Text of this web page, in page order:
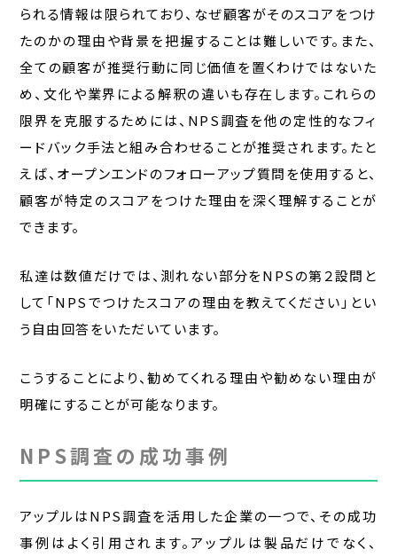
られる情報は限られており、なぜ顧客がそのスコアをつけ
たのかの理由や背景を把握することは難しいです。また、
全ての顧客が推奨行動に同じ価値を置くわけではないた
め、文化や業界による解釈の違いも存在します。これらの
限界を克服するためには、NPS調査を他の定性的なフィ
ードバック手法と組み合わせることが推奨されます。たと
えば、オープンエンドのフォローアップ質問を使用すると、
顧客が特定のスコアをつけた理由を深く理解することが
できます。
私達は数値だけでは、測れない部分をNPSの第２設問と
して「NPSでつけたスコアの理由を教えてください」とい
う自由回答をいただいています。
こうすることにより、勧めてくれる理由や勧めない理由が
明確にすることが可能なります。
NPS調査の成功事例
アップルはNPS調査を活用した企業の一つで、その成功
事例はよく引用されます。アップルは製品だけでなく、